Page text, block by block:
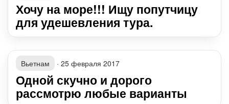
Хочу на море!!! Ищу попутчицу
для удешевления тура.
Вьетнам · 25 февраля 2017
Одной скучно и дорого
рассмотрю любые варианты